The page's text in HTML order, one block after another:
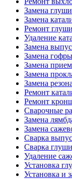
Замена
Замена
Ремонт
Удаление
Замена
Замена гофры
Замена
Замена
Замена
Ремонт
Ремонт
Сварочные
Замена
Замена
Сварка
Сварка
Удаление
Установка
Установка и